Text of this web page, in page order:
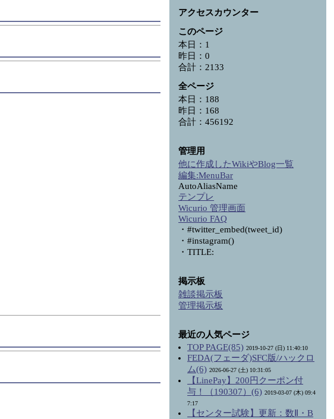
アクセスカウンター
このページ
本日：1
昨日：0
合計：2133
全ページ
本日：188
昨日：168
合計：456192
管理用
他に作成したWikiやBlog一覧
編集:MenuBar
AutoAliasName
テンプレ
Wicurio 管理画面
Wicurio FAQ
・#twitter_embed(tweet_id)
・#instagram()
・TITLE:
掲示板
雑談掲示板
管理掲示板
最近の人気ページ
TOP PAGE(85) 2019-10-27 (日) 11:40:10
FEDA(フェーダ)SFC版/ハックロ
ム(6) 2026-06-27 (土) 10:31:05
【LinePay】200円クーポン付
与！（190307）(6) 2019-03-07 (木) 09:4
7:17
【センター試験】更新：数Ⅱ・B